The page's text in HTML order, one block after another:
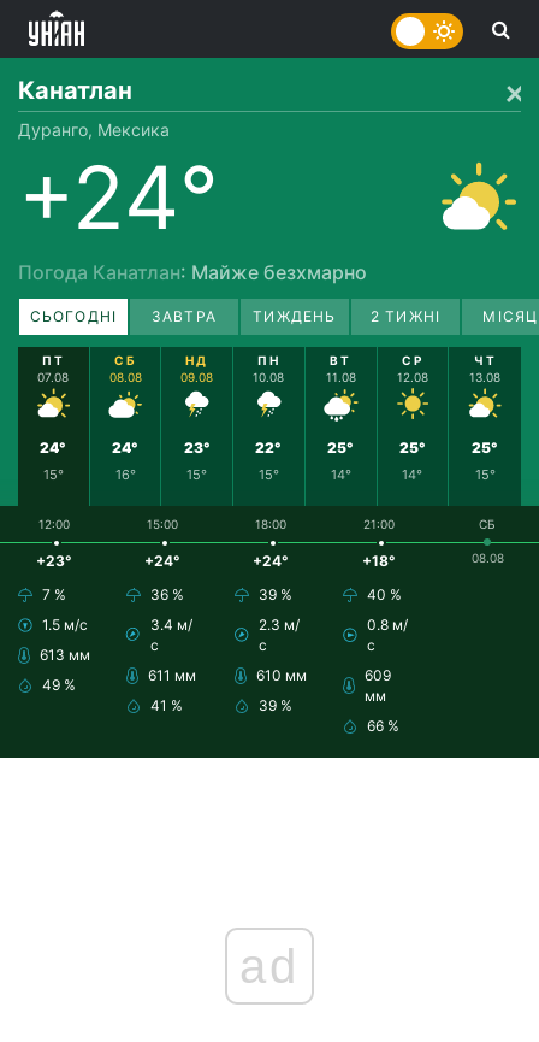
Канатлан
Дуранго, Мексика
+24°
Погода Канатлан: Майже безхмарно
СЬОГОДНІ ЗАВТРА ТИЖДЕНЬ 2 ТИЖНІ
ПТ
07.08
24°
15°
СБ
08.08
24°
16°
НД
09.08
23°
15°
ПН
10.08
22°
15°
ВТ
11.08
25°
14°
СР
12.08
25°
14°
ЧТ
13.08
25°
15°
12:00
+23°
7 %
1.5 м/с
613 мм
49 %
15:00
+24°
36 %
3.4 м/
с
611 мм
41 %
18:00
+24°
39 %
2.3 м/
с
610 мм
39 %
21:00
+18°
40 %
0.8 м/
с
609
мм
66 %
СБ
08.08
ad